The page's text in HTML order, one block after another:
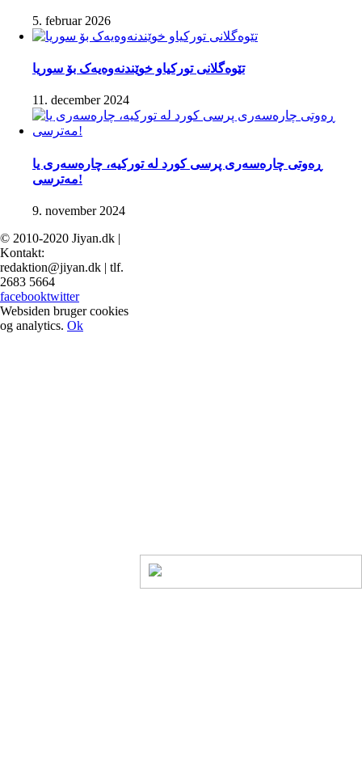
5. februar 2026
تێوەگلانی تورکیاو خوێندنەوەیەک بۆ سوریا
11. december 2024
ڕەوتی چارەسەری پرسی کورد لە تورکیە، چارەسەری یا
مەترسی!
9. november 2024
© 2010-2020 Jiyan.dk |
Kontakt:
redaktion@jiyan.dk | tlf.
2683 5664
facebooktwitter
Websiden bruger cookies
og analytics. Ok